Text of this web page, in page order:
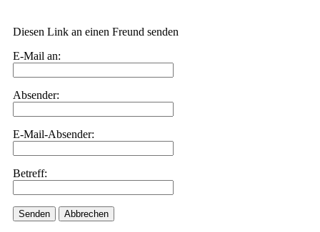
Diesen Link an einen Freund senden
E-Mail an:
Absender:
E-Mail-Absender:
Betreff:
Senden Abbrechen